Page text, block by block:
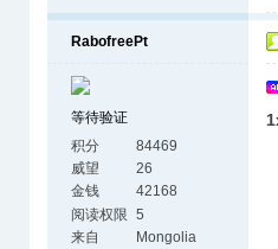
RabofreePt
等待验证
积分
84469
威望
26
金钱
42168
阅读权限 5
来自
Mongolia